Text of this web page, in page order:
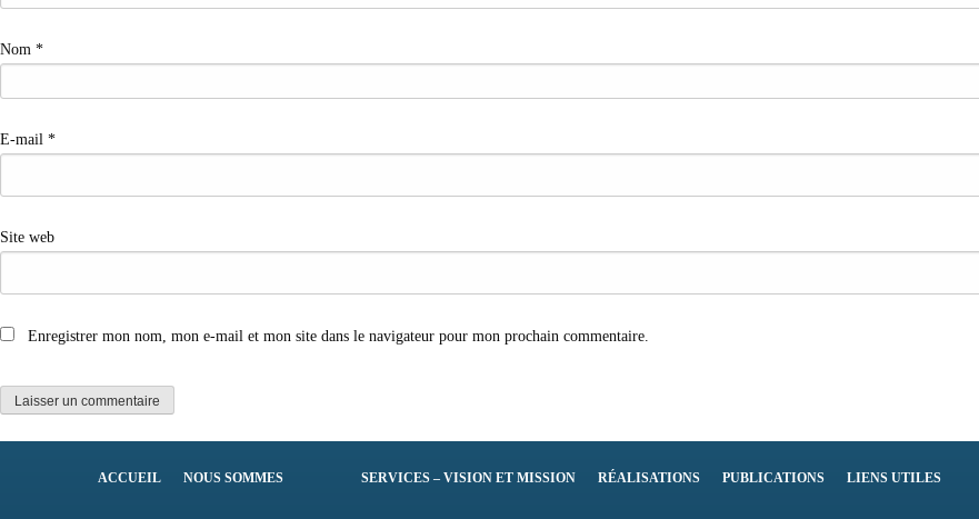
Nom *
E-mail *
Site web
Enregistrer mon nom, mon e-mail et mon site dans le navigateur pour mon prochain commentaire.
ACCUEIL NOUS SOMMES SERVICES – VISION ET MISSION RÉALISATIONS PUBLICATIONS LIENS UTILES